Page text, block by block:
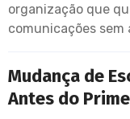
organização que
comunicações
Mudança de
Antes do